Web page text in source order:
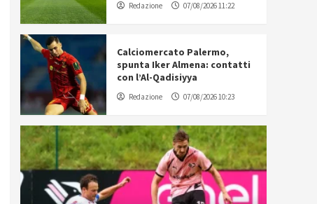
Redazione 07/08/2026 11:22
Calciomercato Palermo,
spunta Iker Almena: contatti
con l’Al-Qadisiyya
Redazione 07/08/2026 10:23